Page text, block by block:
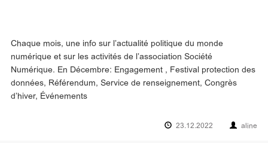
Chaque mois, une info sur l’actualité politique du monde
numérique et sur les activités de l’association Société
Numérique. En Décembre: Engagement , Festival protection des
données, Référendum, Service de renseignement, Congrès
d’hiver, Événements
23.12.2022 aline